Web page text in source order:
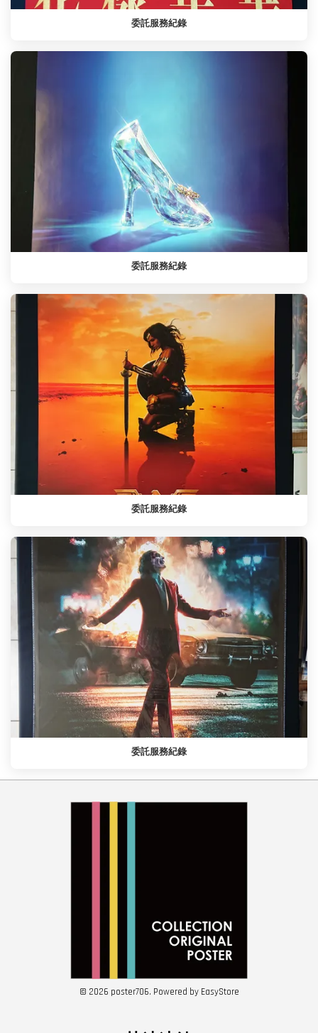
委託服務紀錄
委託服務紀錄
委託服務紀錄
委託服務紀錄
© 2026 poster706. Powered by EasyStore